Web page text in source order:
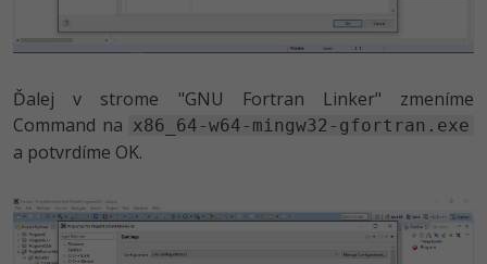
Ďalej v strome "GNU Fortran Linker" zmeníme
Command na x86_64-w64-mingw32-gfortran.exe
a potvrdíme OK.